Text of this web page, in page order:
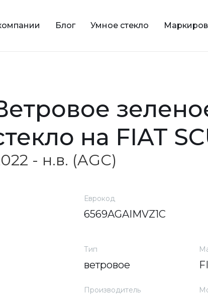
Блог Умное стекло
на FIAT
2022 - н.в. (AGC)
Еврокод
6569AGAIMVZ1C
Тип
ветровое
Производитель